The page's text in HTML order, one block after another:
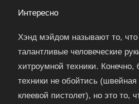
Интересно
Хэнд мэйдом называют то, что
талантливые человеческие
хитроумной техники. Конечно,
техники не обойтись
клеевой пистолет), но это то,